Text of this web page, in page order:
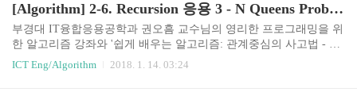
모든 부분집합을 나열하려면먼저 a를 포함하지 않는 부분집합과a를
포함하는 부분집합으로 나눌 수 있다.따라서, 아래와 같이 표현할 수
있다.a를 포함하지 않는 부분집합a를 제외한 {b, c, d, e, f}의 모든 부
[Algorithm] 2-6. Recursion 응용 3 - N Queens Problem(Backtracking)
부경대 IT융합응용공학과 권오흠 교수님의 영리한 프로그래밍을 위
한 알고리즘 강좌와 '쉽게 배우는 알고리즘: 관계중심의 사고법 - 문
병로'등을 통한 알고리즘 학습 강좌 링크2-6. Recursion의 응용 3 - n q
ueens problemN-Queens problem(n=8)아래의 예(n=8)에서는 8 x 8 체
ICT Eng/Algorithm 2018. 1. 14. 03:24